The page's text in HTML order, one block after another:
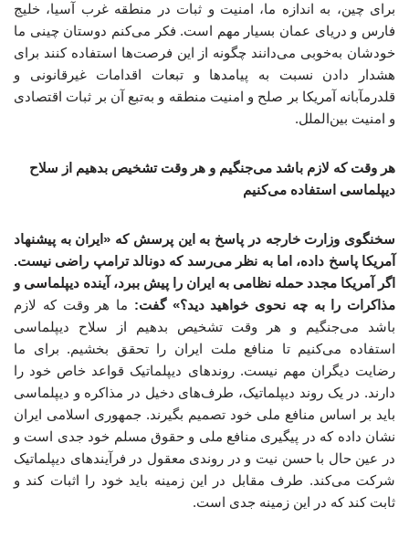
برای چین، به اندازه ما، امنیت و ثبات در منطقه غرب آسیا، خلیج
فارس و دریای عمان بسیار مهم است. فکر می‌کنم دوستان چینی ما
خودشان به‌خوبی می‌دانند چگونه از این فرصت‌ها استفاده کنند برای
هشدار دادن نسبت به پیامدها و تبعات اقدامات غیرقانونی و
قلدرمآبانه آمریکا بر صلح و امنیت منطقه و به‌تبع آن بر ثبات اقتصادی
و امنیت بین‌الملل.
هر وقت که لازم باشد می‌جنگیم و هر وقت تشخیص بدهیم از سلاح
دیپلماسی استفاده می‌کنیم
سخنگوی وزارت خارجه در پاسخ به این پرسش که «ایران به پیشنهاد
آمریکا پاسخ داده، اما به نظر می‌رسد که دونالد ترامپ راضی نیست.
اگر آمریکا مجدد حمله نظامی به ایران را پیش ببرد، آینده دیپلماسی و
مذاکرات را به چه نحوی خواهید دید؟» گفت: ما هر وقت که لازم
باشد می‌جنگیم و هر وقت تشخیص بدهیم از سلاح دیپلماسی
استفاده می‌کنیم تا منافع ملت ایران را تحقق بخشیم. برای ما
رضایت دیگران مهم نیست. روندهای دیپلماتیک قواعد خاص خود را
دارند. در یک روند دیپلماتیک، طرف‌های دخیل در مذاکره و دیپلماسی
باید بر اساس منافع ملی خود تصمیم بگیرند. جمهوری اسلامی ایران
نشان داده که در پیگیری منافع ملی و حقوق مسلم خود جدی است و
در عین حال با حسن نیت و در روندی معقول در فرآیندهای دیپلماتیک
شرکت می‌کند. طرف مقابل در این زمینه باید خود را اثبات کند و
ثابت کند که در این زمینه جدی است.